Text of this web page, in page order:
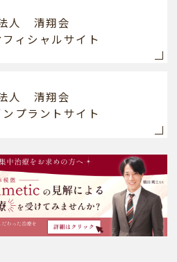
人 清翔会
ィシャルサイト
人 清翔会
プラントサイト